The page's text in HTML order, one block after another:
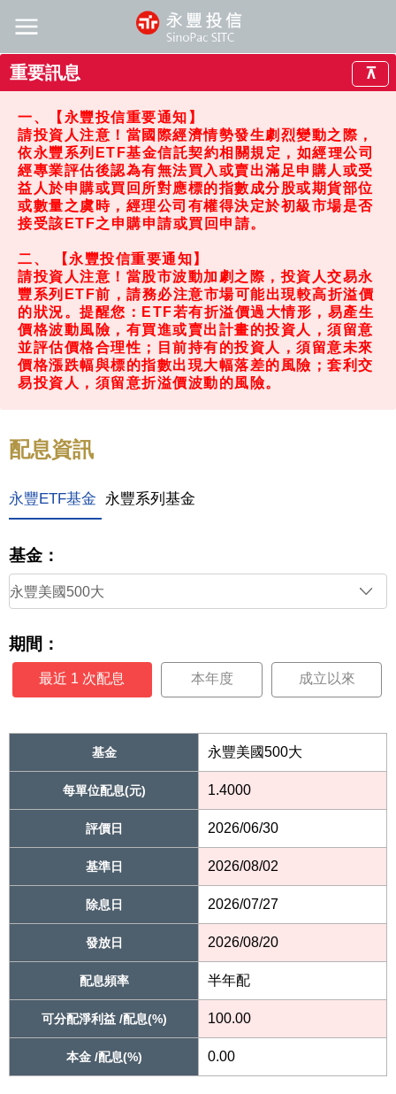
重要訊息 ⊼
一、【永豐投信重要通知】
請投資人注意！當國際經濟情勢發生劇烈變動之際，
依永豐系列ETF基金信託契約相關規定，如經理公司
經專業評估後認為有無法買入或賣出滿足申購人或受
益人於申購或買回所對應標的指數成分股或期貨部位
或數量之虞時，經理公司有權得決定於初級市場是否
接受該ETF之申購申請或買回申請。
二、 【永豐投信重要通知】
請投資人注意！當股市波動加劇之際，投資人交易永
豐系列ETF前，請務必注意市場可能出現較高折溢價
的狀況。提醒您：ETF若有折溢價過大情形，易產生
價格波動風險，有買進或賣出計畫的投資人，須留意
並評估價格合理性；目前持有的投資人，須留意未來
價格漲跌幅與標的指數出現大幅落差的風險；套利交
易投資人，須留意折溢價波動的風險。
配息資訊
永豐ETF基金 永豐系列基金
基金：
期間：
最近 1 次配息 本年度 成立以來
基金 永豐美國500大
每單位配息(元) 1.4000
評價日 2026/06/30
基準日 2026/08/02
除息日 2026/07/27
發放日 2026/08/20
配息頻率 半年配
可分配淨利益 /配息(%) 100.00
本金 /配息(%) 0.00